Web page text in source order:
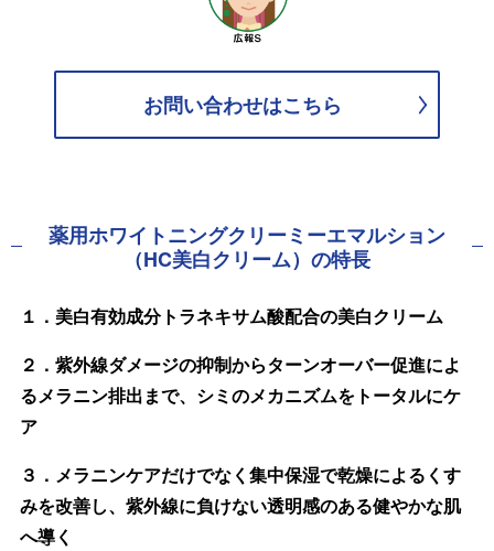
お問い合わせはこちら
薬用ホワイトニングクリーミーエマルション
（HC美白クリーム）の特長
１．美白有効成分トラネキサム酸配合の美白クリーム
２．紫外線ダメージの抑制からターンオーバー促進によ
るメラニン排出まで、シミのメカニズムをトータルにケ
ア
３．メラニンケアだけでなく集中保湿で乾燥によるくす
みを改善し、紫外線に負けない透明感のある健やかな肌
へ導く